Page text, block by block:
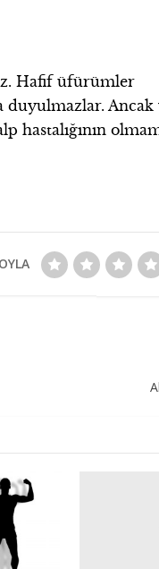
Hafif üfürümler
duyulmazlar. Ancak
OYLA